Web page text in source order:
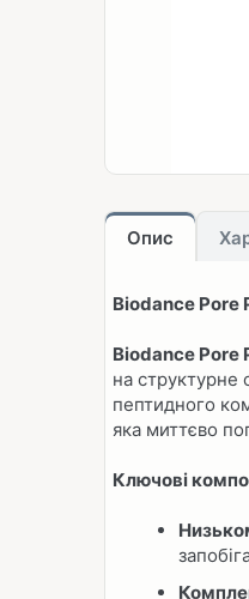
Опис
Biodance Pore
Biodance Pore
на структурне
пептидного
яка миттєво
Ключові